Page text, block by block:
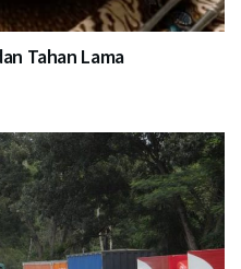
Tahan Lama